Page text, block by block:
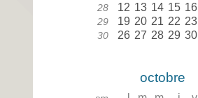
28 12 13 14 15 16
29 19 20 21 22 23
30 26 27 28 29 30
octobre